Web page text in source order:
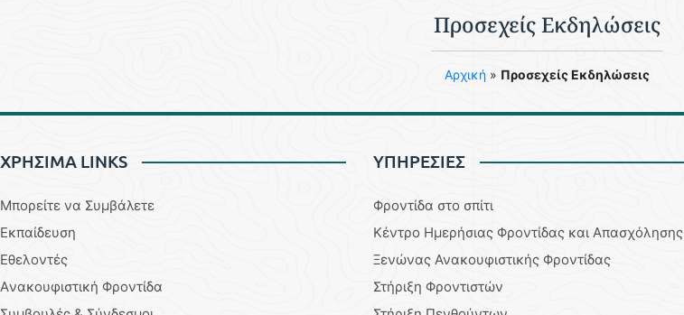
Προσεχείς Εκδηλώσεις
Aρχική» Προσεχείς Εκδηλώσεις
ΧΡΗΣΙΜΑ LINKS
Μπορείτε να Συμβάλετε
Εκπαίδευση
Εθελοντές
Aνακουφιστική Φροντίδα
YΠΗΡΕΣΙΕΣ
Φροντίδα στο σπίτι
Κέντρο Ημερήσιας Φροντίδας και Απασχόλησης
Ξενώνας Ανακουφιστικής Φροντίδας
Στήριξη Φροντιστών